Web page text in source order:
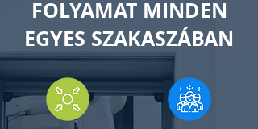
FOLYAMAT MINDEN
EGYES SZAKASZÁBAN